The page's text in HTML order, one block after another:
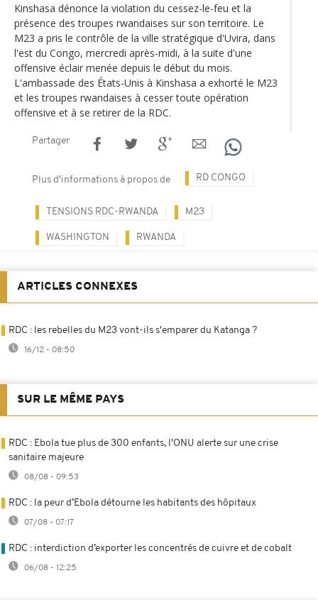
Kinshasa dénonce la violation du cessez-le-feu et la
présence des troupes rwandaises sur son territoire. Le
M23 a pris le contrôle de la ville stratégique d'Uvira, dans
l'est du Congo, mercredi après-midi, à la suite d'une
offensive éclair menée depuis le début du mois.
L'ambassade des États-Unis à Kinshasa a exhorté le M23
et les troupes rwandaises à cesser toute opération
offensive et à se retirer de la RDC.
Partager
Plus d'informations à propos de RD CONGO
TENSIONS RDC-RWANDA M23
WASHINGTON RWANDA
ARTICLES CONNEXES
RDC : les rebelles du M23 vont-ils s'emparer du Katanga ?
16/12 - 08:50
SUR LE MÊME PAYS
RDC : Ebola tue plus de 300 enfants, l'ONU alerte sur une crise
sanitaire majeure
08/08 - 09:53
RDC : la peur d’Ebola détourne les habitants des hôpitaux
07/08 - 07:17
RDC : interdiction d’exporter les concentrés de cuivre et de cobalt
06/08 - 12:25